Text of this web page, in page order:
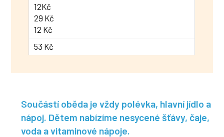
Součástí oběda je vždy polévka, hlavní jídlo a
nápoj. Dětem nabízíme nesycené šťávy, čaje,
voda a vitaminové nápoje.